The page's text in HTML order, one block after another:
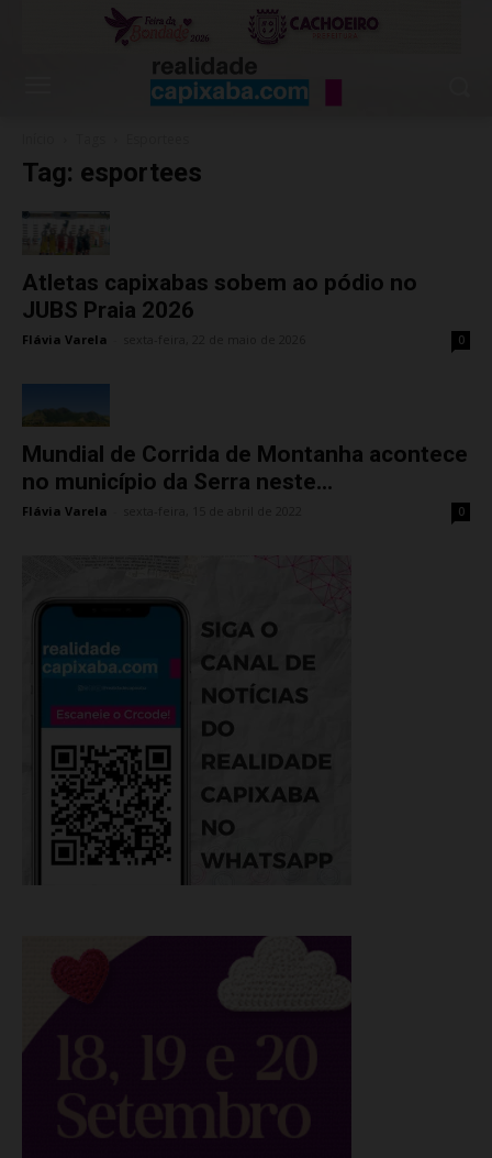
Tag: esportees
Atletas capixabas sobem ao pódio no
JUBS Praia 2026
Flávia Varela 0
Mundial de Corrida de Montanha acontece
no município da Serra neste...
Flávia Varela 0